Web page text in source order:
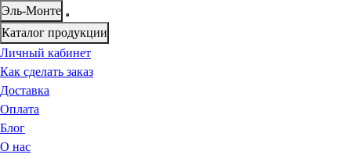
Эль-Монте
Каталог продукции
Личный кабинет
Как сделать заказ
Доставка
Оплата
Блог
О нас